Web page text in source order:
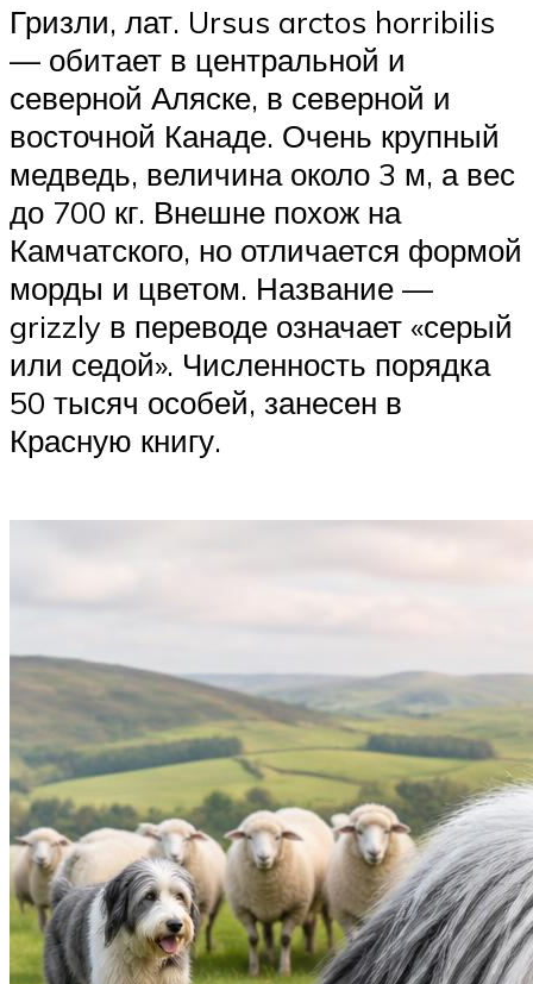
Гризли, лат. Ursus arctos horribilis
— обитает в центральной и
северной Аляске, в северной и
восточной Канаде. Очень крупный
медведь, величина около 3 м, а вес
до 700 кг. Внешне похож на
Камчатского, но отличается формой
морды и цветом. Название —
grizzly в переводе означает «серый
или седой». Численность порядка
50 тысяч особей, занесен в
Красную книгу.